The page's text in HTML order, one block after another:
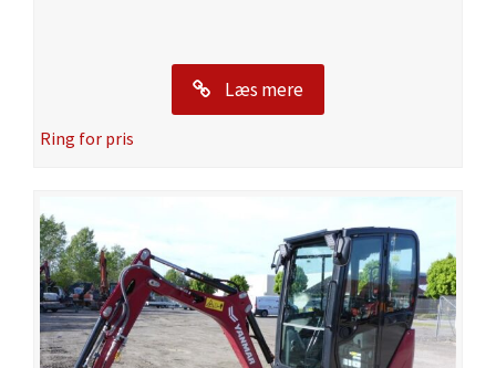
Læs mere
Ring for pris